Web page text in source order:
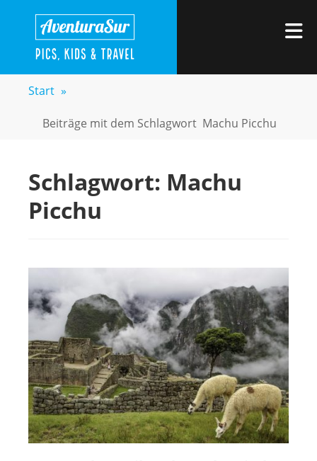
springen
AVENTURASUR
Start »
Beiträge mit dem Schlagwort Machu Picchu
Schlagwort: Machu
Picchu